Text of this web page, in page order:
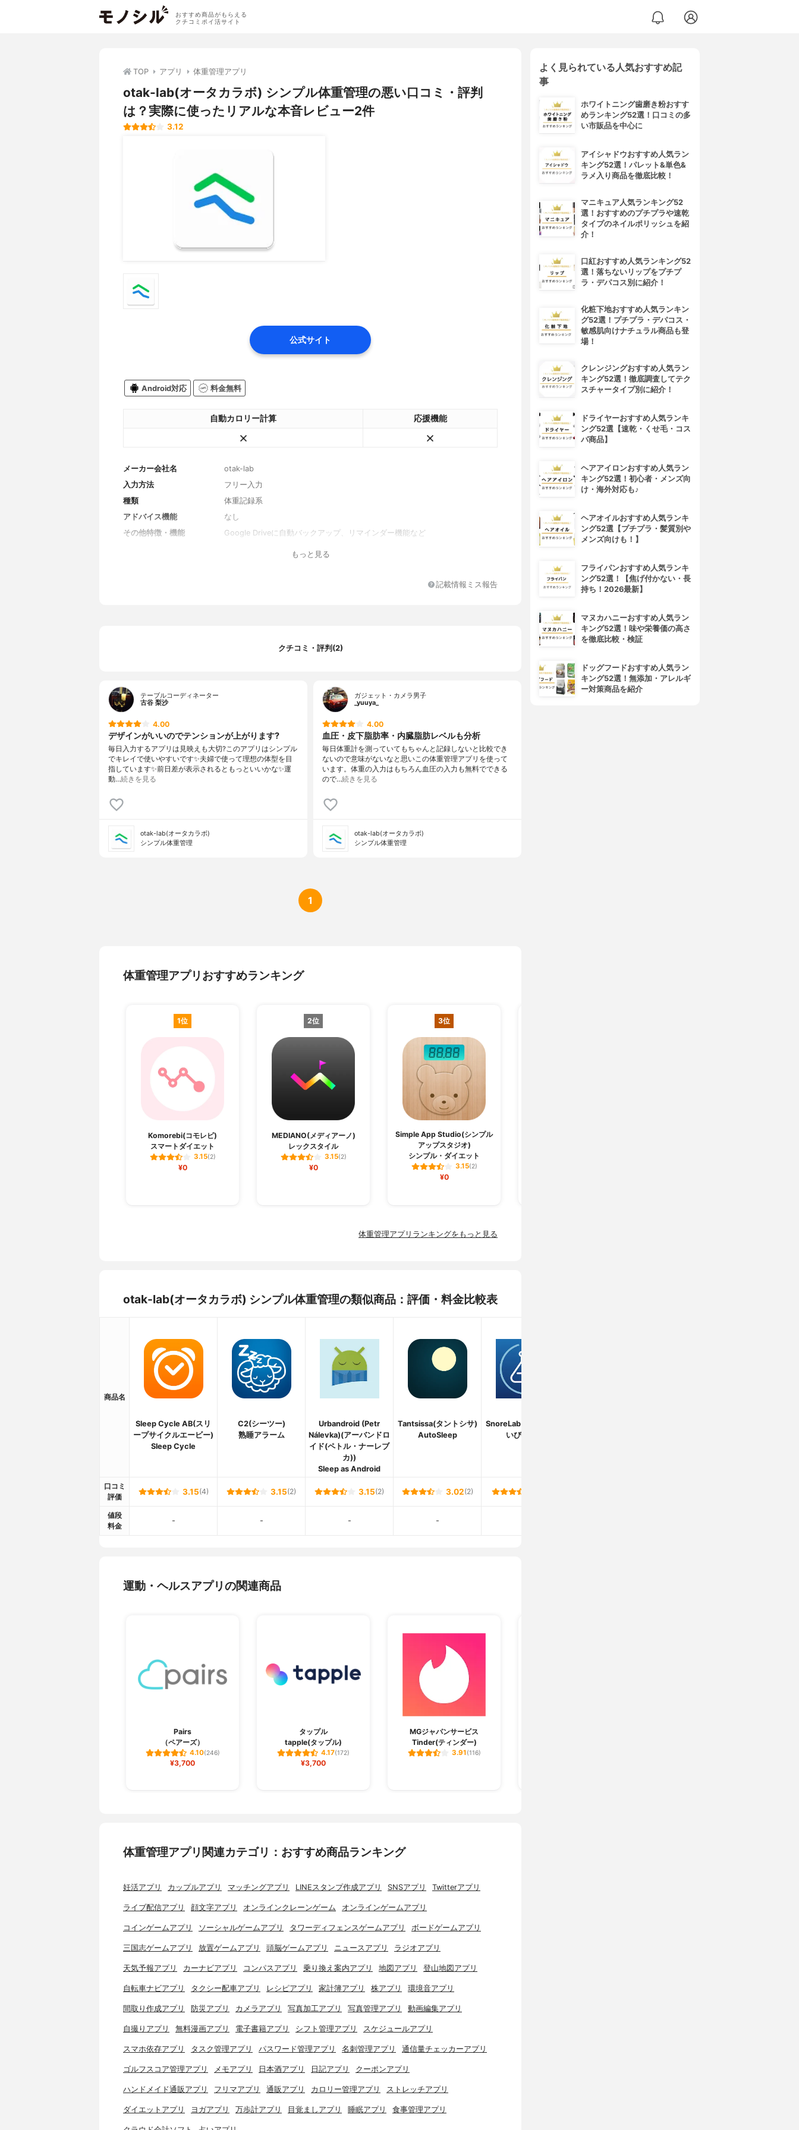
おすすめ商品がもらえる
クチコミポイ活サイト
TOP アプリ 体重管理アプリ
otak-lab(オータカラボ) シンプル体重管理の悪い口コミ・評判
は？実際に使ったリアルな本音レビュー2件
3.12
公式サイト
Android対応 料金無料
自動カロリー計算 応援機能
メーカー会社名
otak-lab
入力方法
フリー入力
種類
体重記録系
アドバイス機能
なし
その他特徴・機能
Google Driveに自動バックアップ、リマインダー機能など
もっと見る
記載情報ミス報告
クチコミ・評判(2)
テーブルコーディネーター
古谷 梨沙
4.00
デザインがいいのでテンションが上がります?
毎日入力するアプリは見映えも大切?このアプリはシンプル
でキレイで使いやすいです✨夫婦で使って理想の体型を目
指しています✨前日差が表示されるともっといいかな✨運
動…続きを見る
otak-lab(オータカラボ)
シンプル体重管理
ガジェット・カメラ男子
_yuuya_
4.00
血圧・皮下脂肪率・内臓脂肪レベルも分析
毎日体重計を測っていてもちゃんと記録しないと比較でき
ないので意味がないなと思いこの体重管理アプリを使って
います。体重の入力はもちろん血圧の入力も無料でできる
ので…続きを見る
otak-lab(オータカラボ)
シンプル体重管理
1
体重管理アプリおすすめランキング
1位
Komorebi(コモレビ)
スマートダイエット
3.15(2)
¥0
2位
MEDIANO(メディアーノ)
レックスタイル
3.15(2)
¥0
3位
Simple App Studio(シンプル
アップスタジオ)
シンプル・ダイエット
3.15(2)
¥0
体重管理アプリランキングをもっと見る
otak-lab(オータカラボ) シンプル体重管理の類似商品：評価・料金比較表
商品名
Sleep Cycle AB(スリ
ープサイクルエービー)
Sleep Cycle
C2(シーツー)
熟睡アラーム
Urbandroid (Petr
Nálevka)(アーバンドロ
イド(ペトル・ナーレブ
カ))
Sleep as Android
Tantsissa(タントシサ)
AutoSleep
SnoreLab(スノアラボ)
いびきラボ
口コミ
評価
3.15(4) 3.15(2) 3.15(2) 3.02(2)
値段
料金
- - - -
運動・ヘルスアプリの関連商品
Pairs
（ペアーズ）
4.10(246)
¥3,700
タップル
tapple(タップル)
4.17(172)
¥3,700
MGジャパンサービス
Tinder(ティンダー)
3.91(116)
体重管理アプリ関連カテゴリ：おすすめ商品ランキング
妊活アプリ カップルアプリ マッチングアプリ LINEスタンプ作成アプリ SNSアプリ Twitterアプリ
ライブ配信アプリ 顔文字アプリ オンラインクレーンゲーム オンラインゲームアプリ
コインゲームアプリ ソーシャルゲームアプリ タワーディフェンスゲームアプリ ボードゲームアプリ
三国志ゲームアプリ 放置ゲームアプリ 頭脳ゲームアプリ ニュースアプリ ラジオアプリ
天気予報アプリ カーナビアプリ コンパスアプリ 乗り換え案内アプリ 地図アプリ 登山地図アプリ
自転車ナビアプリ タクシー配車アプリ レシピアプリ 家計簿アプリ 株アプリ 環境音アプリ
間取り作成アプリ 防災アプリ カメラアプリ 写真加工アプリ 写真管理アプリ 動画編集アプリ
自撮りアプリ 無料漫画アプリ 電子書籍アプリ シフト管理アプリ スケジュールアプリ
スマホ依存アプリ タスク管理アプリ パスワード管理アプリ 名刺管理アプリ 通信量チェッカーアプリ
ゴルフスコア管理アプリ メモアプリ 日本酒アプリ 日記アプリ クーポンアプリ
ハンドメイド通販アプリ フリマアプリ 通販アプリ カロリー管理アプリ ストレッチアプリ
ダイエットアプリ ヨガアプリ 万歩計アプリ 目覚ましアプリ 睡眠アプリ 食事管理アプリ
よく見られている人気おすすめ記
事
ホワイトニング歯磨き粉おすす
めランキング52選！口コミの多
い市販品を中心に
アイシャドウおすすめ人気ラン
キング52選！パレット&単色&
ラメ入り商品を徹底比較！
マニキュア人気ランキング52
選！おすすめのプチプラや速乾
タイプのネイルポリッシュを紹
介！
口紅おすすめ人気ランキング52
選！落ちないリップをプチプ
ラ・デパコス別に紹介！
化粧下地おすすめ人気ランキン
グ52選！プチプラ・デパコス・
敏感肌向けナチュラル商品も登
場！
クレンジングおすすめ人気ラン
キング52選！徹底調査してテク
スチャータイプ別に紹介！
ドライヤーおすすめ人気ランキ
ング52選【速乾・くせ毛・コス
パ商品】
ヘアアイロンおすすめ人気ラン
キング52選！初心者・メンズ向
け・海外対応も♪
ヘアオイルおすすめ人気ランキ
ング52選【プチプラ・髪質別や
メンズ向けも！】
フライパンおすすめ人気ランキ
ング52選！【焦げ付かない・長
持ち！2026最新】
マヌカハニーおすすめ人気ラン
キング52選！味や栄養価の高さ
を徹底比較・検証
ドッグフードおすすめ人気ラン
キング52選！無添加・アレルギ
ー対策商品を紹介